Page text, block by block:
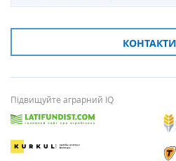
КОНТАКТИ
Підвищуйте аграрний IQ